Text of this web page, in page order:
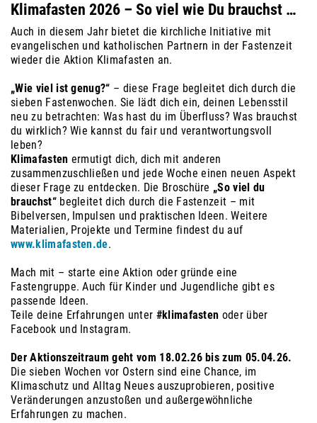
Klimafasten 2026 – So viel wie Du brauchst …
Auch in diesem Jahr bietet die kirchliche Initiative mit
evangelischen und katholischen Partnern in der Fastenzeit
wieder die Aktion Klimafasten an.
„Wie viel ist genug?“ – diese Frage begleitet dich durch die
sieben Fastenwochen. Sie lädt dich ein, deinen Lebensstil
neu zu betrachten: Was hast du im Überfluss? Was brauchst
du wirklich? Wie kannst du fair und verantwortungsvoll
leben?
Klimafasten ermutigt dich, dich mit anderen
zusammenzuschließen und jede Woche einen neuen Aspekt
dieser Frage zu entdecken. Die Broschüre „So viel du
brauchst“begleitet dich durch die Fastenzeit – mit
Bibelversen, Impulsen und praktischen Ideen. Weitere
Materialien, Projekte und Termine findest du auf
www.klimafasten.de.
Mach mit – starte eine Aktion oder gründe eine
Fastengruppe. Auch für Kinder und Jugendliche gibt es
passende Ideen.
Teile deine Erfahrungen unter #klimafasten oder über
Facebook und Instagram.
Der Aktionszeitraum geht vom 18.02.26 bis zum 05.04.26.
Die sieben Wochen vor Ostern sind eine Chance, im
Klimaschutz und Alltag Neues auszuprobieren, positive
Veränderungen anzustoßen und außergewöhnliche
Erfahrungen zu machen.